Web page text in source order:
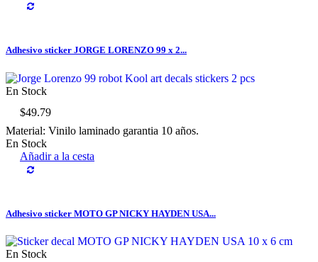
Adhesivo sticker JORGE LORENZO 99 x 2...
En Stock
$49.79
Material: Vinilo laminado garantia 10 años.
En Stock
Añadir a la cesta
Adhesivo sticker MOTO GP NICKY HAYDEN USA...
En Stock